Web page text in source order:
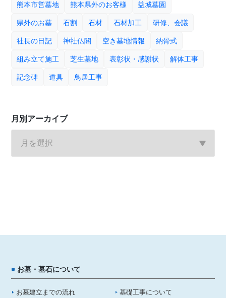
熊本市営墓地 熊本県外のお客様 益城墓園
県外のお墓 石割 石材 石材加工 研修、会議
社長の日記 神社仏閣 空き墓地情報 納骨式
組み立て施工 芝生墓地 表彰状・感謝状 解体工事
記念碑 道具 鳥居工事
月別アーカイブ
お墓・墓石について
お墓建立までの流れ 基礎工事について